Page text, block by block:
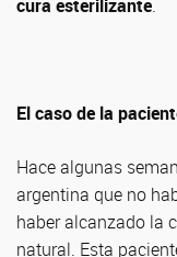
cura esterilizante.
El caso de la
Hace algunas
argentina que no
haber alcanzado la
natural. Esta